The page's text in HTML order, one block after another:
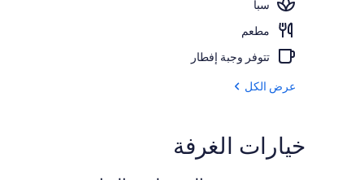
سبا
مطعم
تتوفر وجبة إفطار
عرض الكل
خيارات الغرفة